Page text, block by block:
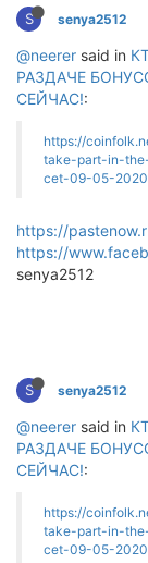
S senya2512
@neerer said in
РАЗДАЧЕ
СЕЙЧАС!:
https://
take-part-in-
cet-09-05-
https://
https://
senya2512
S senya2512
@neerer said in
РАЗДАЧЕ
СЕЙЧАС!:
https://
take-part-in-
cet-09-05-